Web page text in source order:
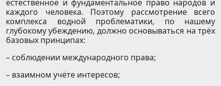
естественное и фундаментальное право народов и
каждого человека. Поэтому рассмотрение всего
комплекса водной проблематики, по нашему
глубокому убеждению, должно основываться на трёх
базовых принципах:
– соблюдении международного права;
– взаимном учёте интересов;